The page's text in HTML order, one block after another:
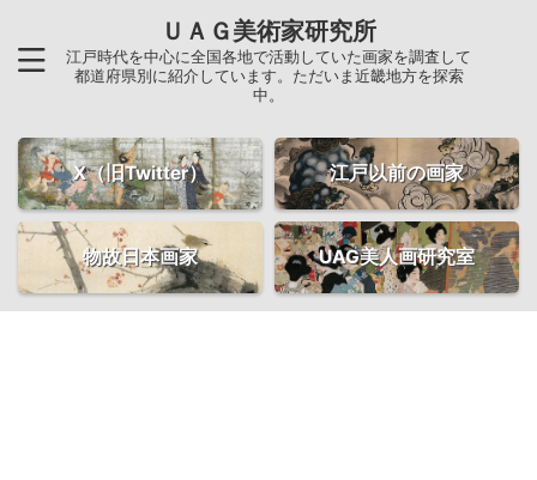
ＵＡＧ美術家研究所
江戸時代を中心に全国各地で活動していた画家を調査して
都道府県別に紹介しています。ただいま近畿地方を探索
中。
X（旧Twitter） 江戸以前の画家
物故日本画家 UAG美人画研究室